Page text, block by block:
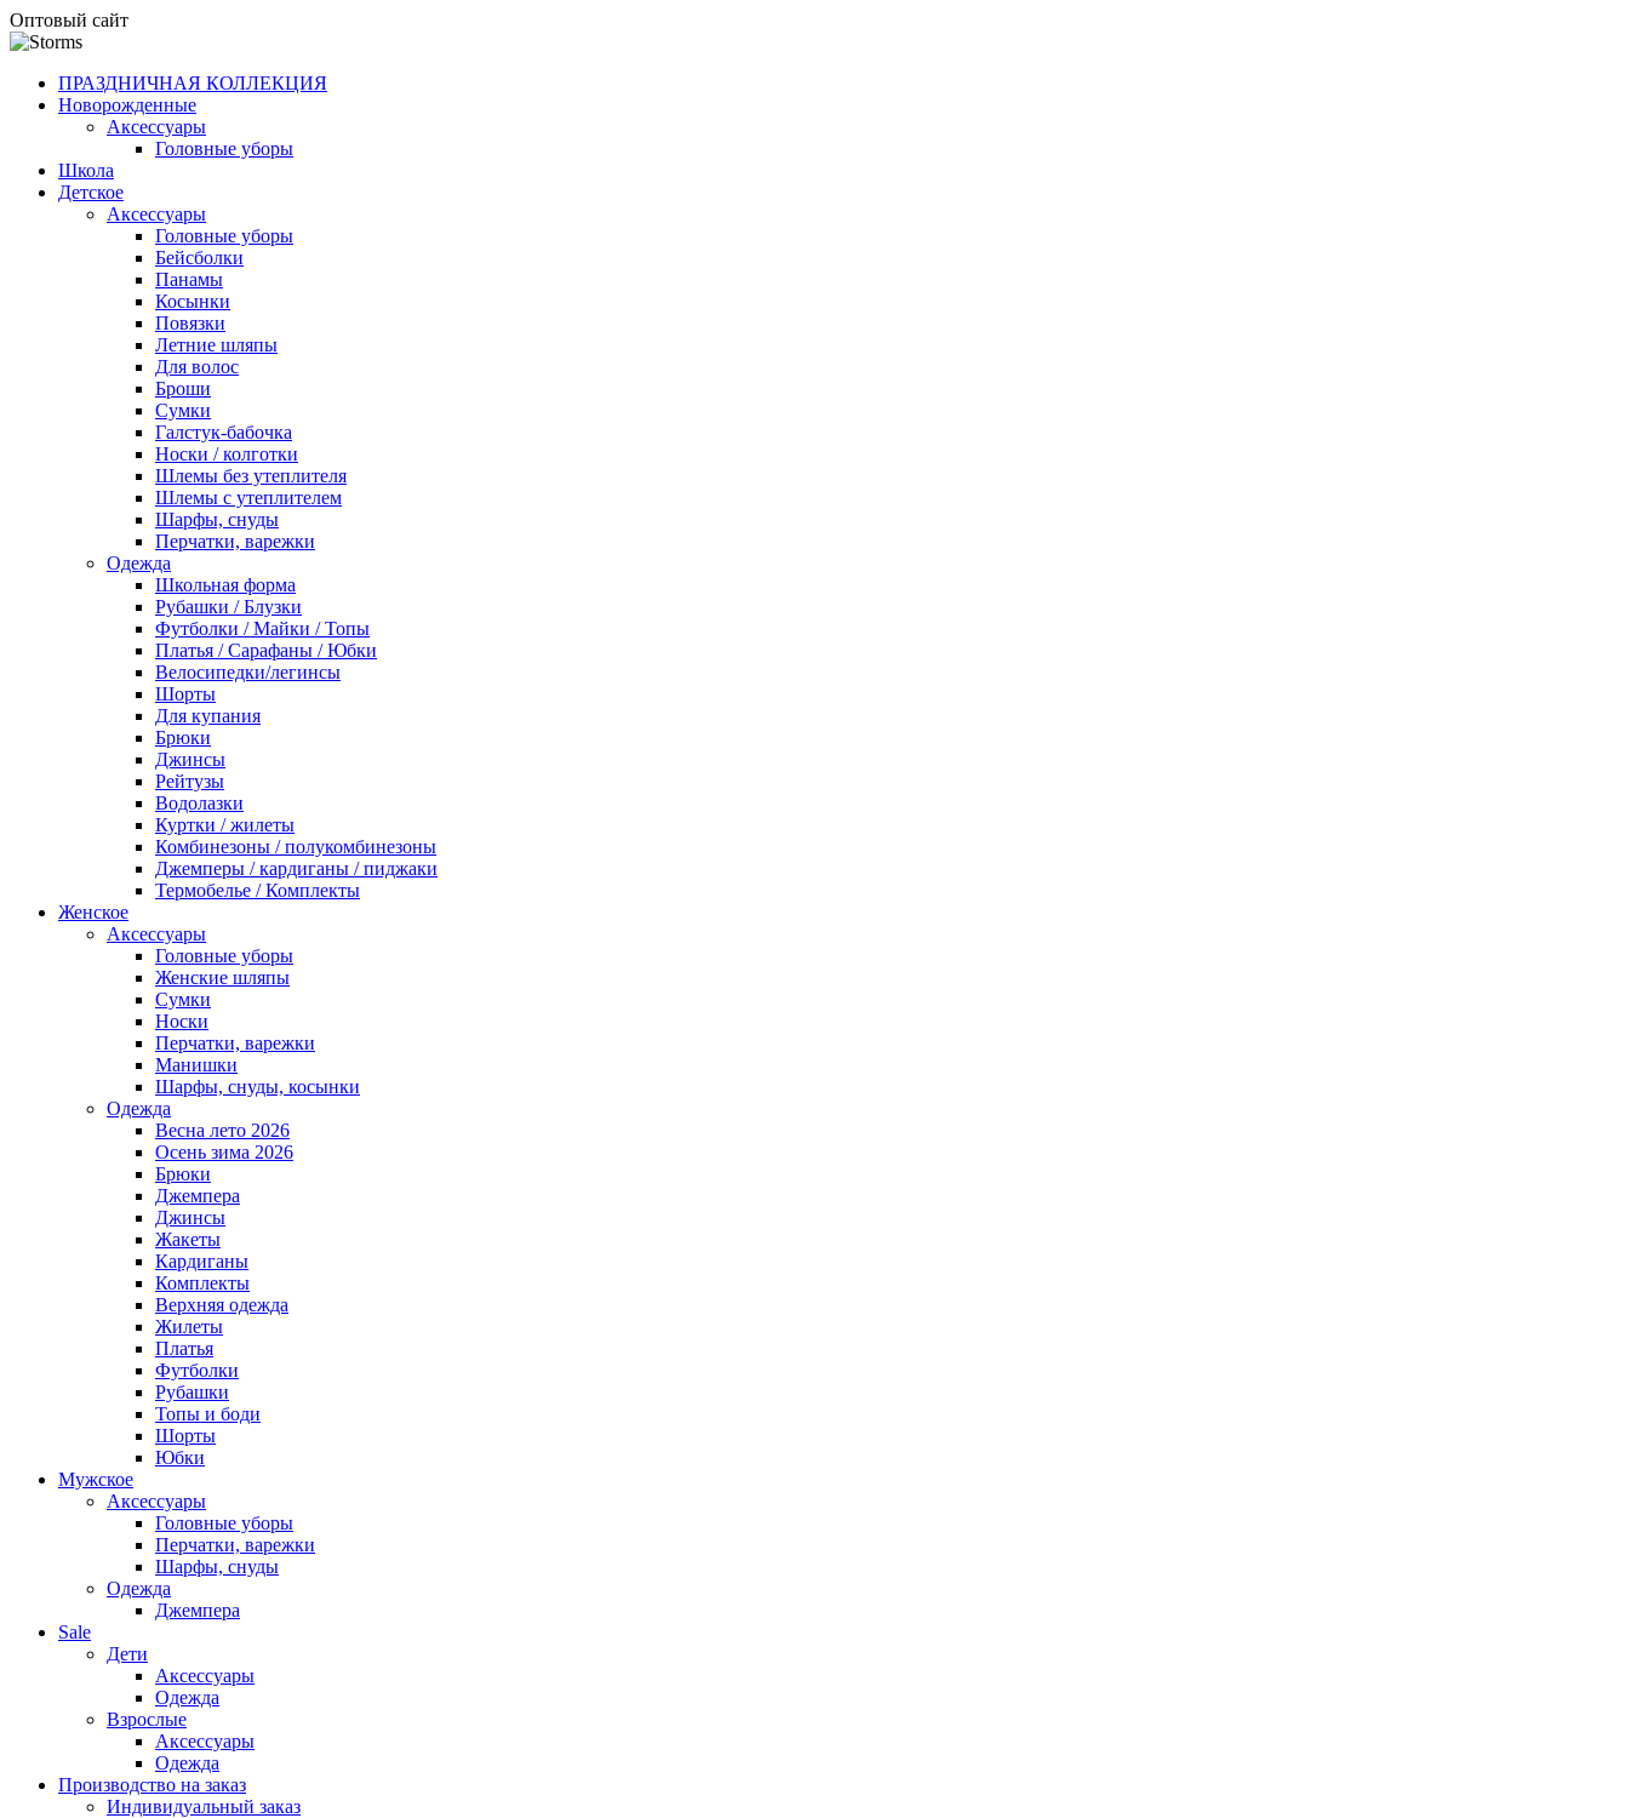
Оптовый сайт
ПРАЗДНИЧНАЯ КОЛЛЕКЦИЯ
Новорожденные
Аксессуары
Головные уборы
Школа
Детское
Аксессуары
Головные уборы
Бейсболки
Панамы
Косынки
Повязки
Летние шляпы
Для волос
Броши
Сумки
Галстук-бабочка
Носки / колготки
Шлемы без утеплителя
Шлемы с утеплителем
Шарфы, снуды
Перчатки, варежки
Одежда
Школьная форма
Рубашки / Блузки
Футболки / Майки / Топы
Платья / Сарафаны / Юбки
Велосипедки/легинсы
Шорты
Для купания
Брюки
Джинсы
Рейтузы
Водолазки
Куртки / жилеты
Комбинезоны / полукомбинезоны
Джемперы / кардиганы / пиджаки
Термобелье / Комплекты
Женское
Аксессуары
Головные уборы
Женские шляпы
Сумки
Носки
Перчатки, варежки
Манишки
Шарфы, снуды, косынки
Одежда
Весна лето 2026
Осень зима 2026
Брюки
Джемпера
Джинсы
Жакеты
Кардиганы
Комплекты
Верхняя одежда
Жилеты
Платья
Футболки
Рубашки
Топы и боди
Шорты
Юбки
Мужское
Аксессуары
Головные уборы
Перчатки, варежки
Шарфы, снуды
Одежда
Джемпера
Sale
Дети
Аксессуары
Одежда
Взрослые
Аксессуары
Одежда
Производство на заказ
Индивидуальный заказ